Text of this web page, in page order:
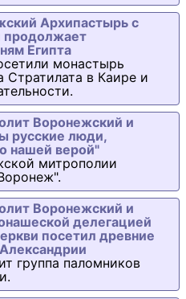
Архипастырь с
продолжает
Египта
монастырь
Стратилата в Каире и
Воронежский и
русские люди,
нашей верой"
митрополии
Воронежский и
делегацией
посетил древние
группа паломников